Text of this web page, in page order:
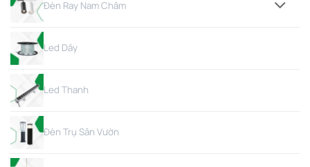
Đèn Ray Nam Châm
Led Dây
Led Thanh
Đèn Trụ Sân Vườn